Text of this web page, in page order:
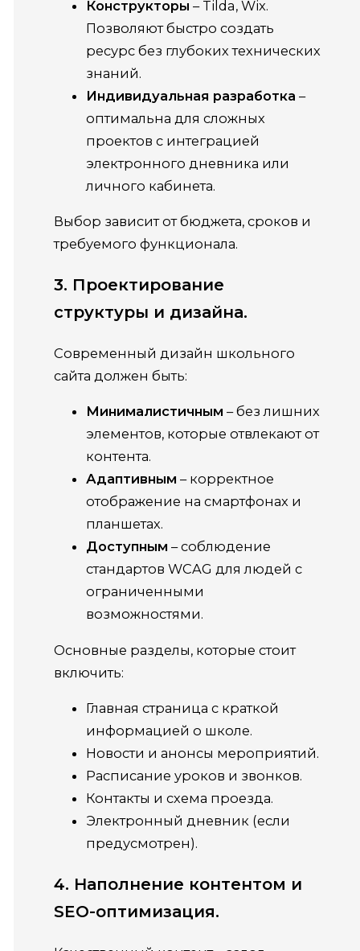
Конструкторы – Tilda, Wix.
Позволяют быстро создать
ресурс без глубоких технических
знаний.
Индивидуальная разработка –
оптимальна для сложных
проектов с интеграцией
электронного дневника или
личного кабинета.
Выбор зависит от бюджета, сроков и
требуемого функционала.
3. Проектирование
структуры и дизайна.
Современный дизайн школьного
сайта должен быть:
Минималистичным – без лишних
элементов, которые отвлекают от
контента.
Адаптивным – корректное
отображение на смартфонах и
планшетах.
Доступным – соблюдение
стандартов WCAG для людей с
ограниченными
возможностями.
Основные разделы, которые стоит
включить:
Главная страница с краткой
информацией о школе.
Новости и анонсы мероприятий.
Расписание уроков и звонков.
Контакты и схема проезда.
Электронный дневник (если
предусмотрен).
4. Наполнение контентом и
SEO-оптимизация.